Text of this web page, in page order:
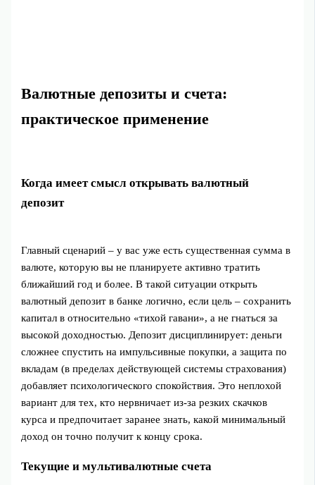
Валютные депозиты и счета:
практическое применение
Когда имеет смысл открывать валютный
депозит
Главный сценарий – у вас уже есть существенная сумма в
валюте, которую вы не планируете активно тратить
ближайший год и более. В такой ситуации открыть
валютный депозит в банке логично, если цель – сохранить
капитал в относительно «тихой гавани», а не гнаться за
высокой доходностью. Депозит дисциплинирует: деньги
сложнее спустить на импульсивные покупки, а защита по
вкладам (в пределах действующей системы страхования)
добавляет психологического спокойствия. Это неплохой
вариант для тех, кто нервничает из-за резких скачков
курса и предпочитает заранее знать, какой минимальный
доход он точно получит к концу срока.
Текущие и мультивалютные счета